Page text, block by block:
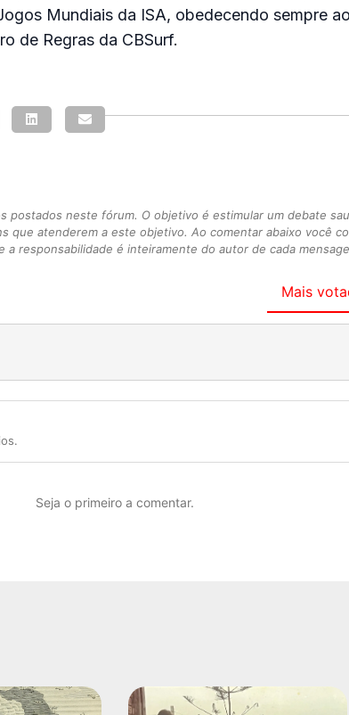
Mundiais da ISA, obedecendo sempre
de Regras da CBSurf.
postados neste fórum. O objetivo é estimular um debate
que atenderem a este objetivo. Ao comentar abaixo você
responsabilidade é inteiramente do autor de cada
Mais
Seja o primeiro a comentar.